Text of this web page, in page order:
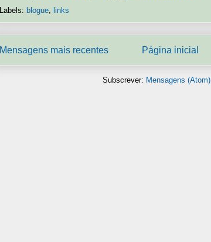
Labels: blogue, links
Mensagens mais recentes Página inicial
Subscrever: Mensagens (Atom)